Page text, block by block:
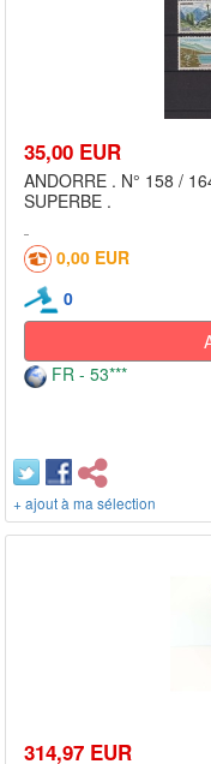
35,00 EUR
ANDORRE . N° 158 /
SUPERBE .
0,00 EUR
0
FR - 53***
+ ajout à ma sélection
314,97 EUR